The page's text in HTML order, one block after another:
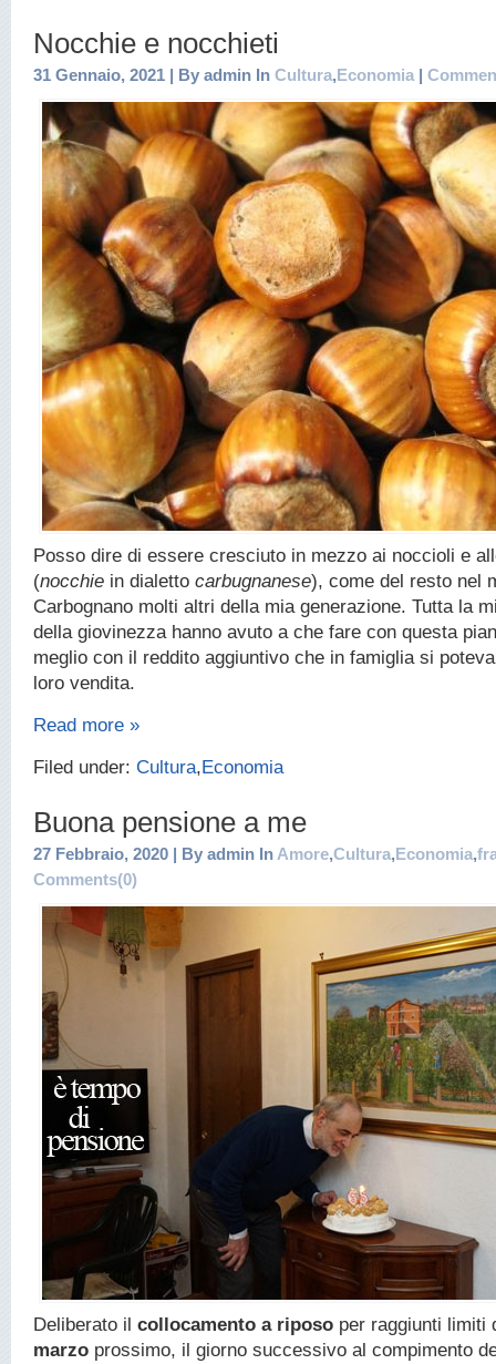
Nocchie e nocchieti
31 Gennaio, 2021 | By admin In Cultura,Economia |
Posso dire di essere cresciuto in mezzo ai noccioli e
(nocchie in dialetto carbugnanese), come del resto nel
Carbognano molti altri della mia generazione. Tutta la
della giovinezza hanno avuto a che fare con questa
meglio con il reddito aggiuntivo che in famiglia si
loro vendita.
Read more »
Filed under: Cultura,Economia
Buona pensione a me
27 Febbraio, 2020 | By admin In Amore,Cultura,Economia,
Comments(0)
Deliberato il collocamento a riposo per raggiunti limiti
marzo prossimo, il giorno successivo al compimento